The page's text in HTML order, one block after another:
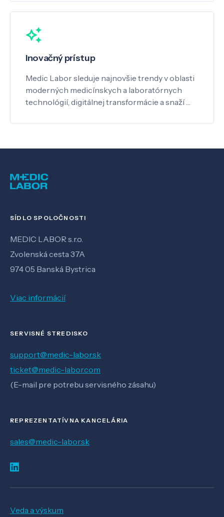
Inovačný prístup
Medic Labor sleduje najnovšie trendy v oblasti
moderných medicínskych a laboratórnych
technológií, digitálnej transformácie a snaží …
SÍDLO SPOLOČNOSTI
MEDIC LABOR s.r.o.
Zvolenská cesta 37A
974 05 Banská Bystrica
Viac informácií
SERVISNÉ STREDISKO
support@medic-labor.sk
ticket@medic-labor.com
(E-mail pre potrebu servisného zásahu)
REPREZENTATÍVNA KANCELÁRIA
sales@medic-labor.sk
Veda a výskum